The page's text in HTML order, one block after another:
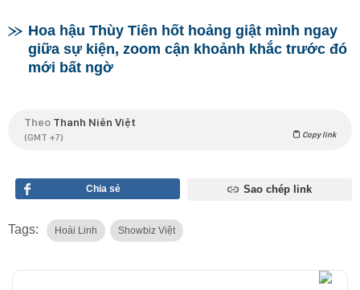
Hoa hậu Thùy Tiên hốt hoảng giật mình ngay
giữa sự kiện, zoom cận khoảnh khắc trước đó
mới bất ngờ
Theo Thanh Niên Việt
(GMT +7) Copy link
Chia sẻ Sao chép link
Tags: Hoài Linh Showbiz Việt